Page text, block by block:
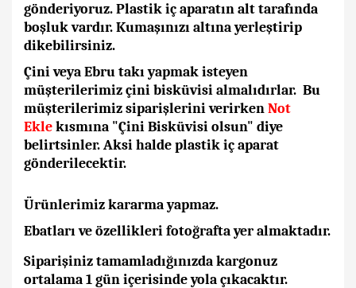
gönderiyoruz. Plastik iç aparatın alt tarafında
boşluk vardır. Kumaşınızı altına yerleştirip
dikebilirsiniz.
Çini veya Ebru takı yapmak isteyen
müşterilerimiz çini bisküvisi almalıdırlar. Bu
müşterilerimiz siparişlerini verirkenNot
Eklekısmına "Çini Bisküvisi olsun" diye
belirtsinler. Aksi halde plastik iç aparat
gönderilecektir.
Ürünlerimiz kararma yapmaz.
Ebatları ve özellikleri fotoğrafta yer almaktadır.
Siparişiniz tamamladığınızda kargonuz
ortalama 1 gün içerisinde yola çıkacaktır.